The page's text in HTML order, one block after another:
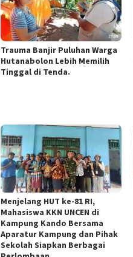
Trauma Banjir Puluhan Warga
Hutanabolon Lebih Memilih
Tinggal di Tenda.
Menjelang HUT ke-81 RI,
Mahasiswa KKN UNCEN di
Kampung Kando Bersama
Aparatur Kampung dan Pihak
Sekolah Siapkan Berbagai